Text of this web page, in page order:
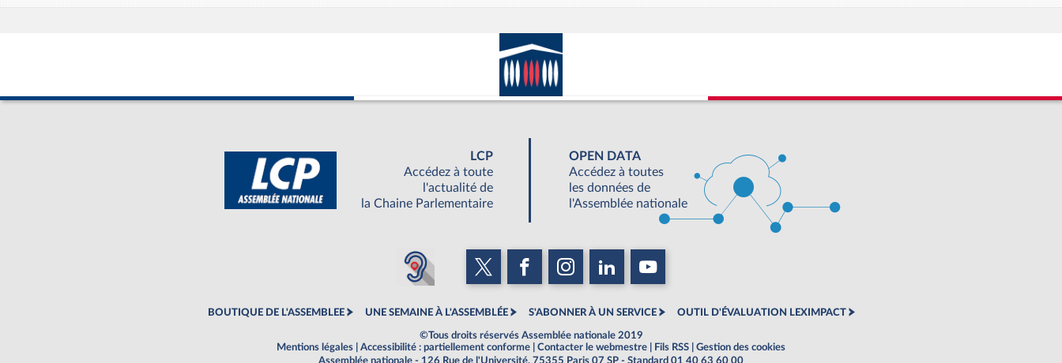
LCP
Accédez à toute
l'actualité de
la Chaine Parlementaire
OPEN DATA
Accédez à toutes
les données de
l'Assemblée nationale
BOUTIQUE DE L'ASSEMBLEE UNE SEMAINE À L'ASSEMBLÉE S'ABONNER À UN SERVICE OUTIL D'ÉVALUATION LEXIMPACT
©Tous droits réservés Assemblée nationale 2019
Mentions légales
Accessibilité : partiellement conforme Contacter le webmestre Fils RSS
Gestion des cookies
Assemblée nationale - 126 Rue de l'Université, 75355 Paris 07 SP - Standard 01 40 63 60 00